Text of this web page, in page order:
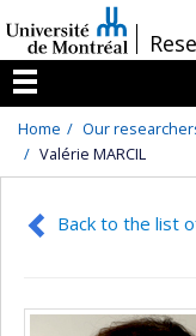
au
contenu
/
Menu
Home Our
Valérie MARCIL
Back to the list